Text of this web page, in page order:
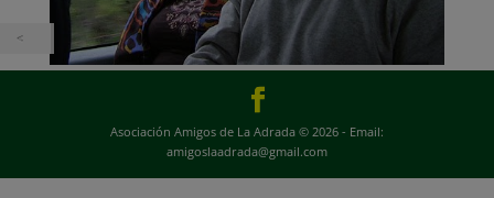
Asociación Amigos de La Adrada © 2026 - Email:
amigoslaadrada@gmail.com